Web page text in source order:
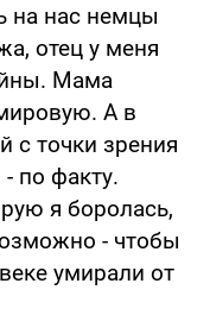
на нас немцы
отец у меня
Мама
А в
с точки зрения
по факту.
я боролась,
- чтобы
умирали от